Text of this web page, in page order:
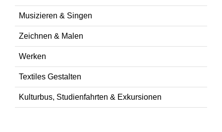
Musizieren & Singen
Zeichnen & Malen
Werken
Textiles Gestalten
Kulturbus, Studienfahrten & Exkursionen